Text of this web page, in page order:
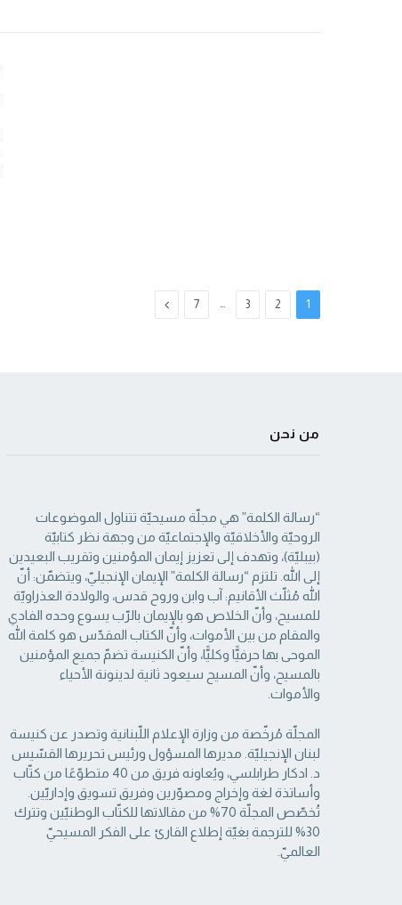
1
2
3
7 التالي
من نحن
“رسالة الكلمة” هي مجلّة مسيحيّة تتناول الموضوعات
الروحيّة والأخلاقيّة والإجتماعيّة من ‏وجهة نظر كتابيّة
(بيبليّة)، وتهدف إلى تعزيز إيمان المؤمنين وتقريب البعيدين
إلى الله. تلتزم “رسالة ‏الكلمة” الإيمان الإنجيليّ، ويتضمّن: أنّ
الله مُثلّث الأقانيم: آب وابن وروح قدس، والولادة العذراويّة
‏للمسيح، وأنّ الخلاص هو بالإيمان بالرّب يسوع وحده الفادي
والمقام من بين الأموات، وأنّ الكتاب ‏المقدّس هو كلمة الله
الموحى بها حرفيًّا وكليًّا، وأنّ الكنيسة تضمّ جميع المؤمنين
بالمسيح، وأنّ المسيح ‏سيعود ثانية لدينونة الأحياء
والأموات. ‏
المجلّة مُرخّصة من وزارة الإعلام اللّبنانية وتصدر عن كنيسة
لبنان الإنجيليّة. مديرها المسؤول ‏ورئيس تحريرها القسّيس
د. ادكار طرابلسي، ويُعاونه فريق من 40 متطوّعًا من كتّاب
وأساتذة لغة ‏وإخراج ومصوّرين وفريق تسويق وإداريّين.
تُخصّص المجلّة 70% من مقالاتها للكتّاب الوطنيّين ‏وتترك
30% للترجمة بغيّة إطلاع القارئ على الفكر المسيحيّ
العالميّ.‏